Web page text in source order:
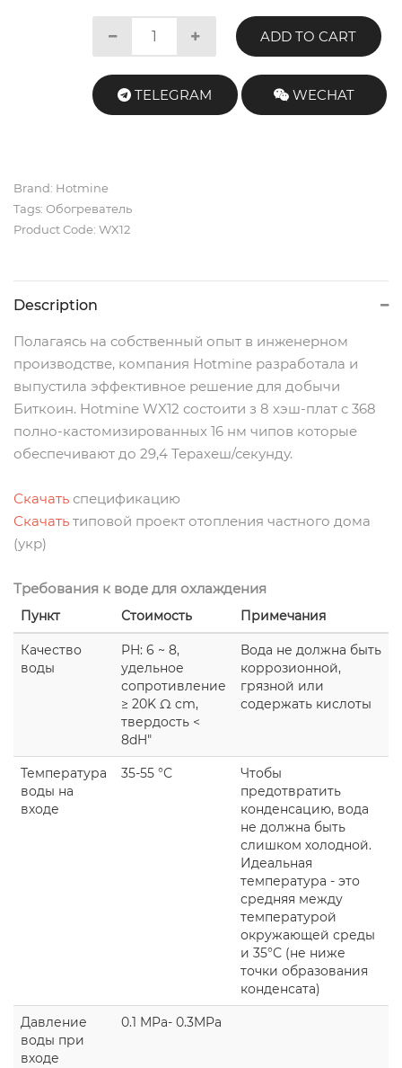
ADD TO CART
TELEGRAM WECHAT
Brand: Hotmine
Tags: Обогреватель
Product Code: WX12
Description
Полагаясь на собственный опыт в инженерном
производстве, компания Hotmine разработала и
выпустила эффективное решение для добычи
Биткоин. Hotmine WX12 состоити з 8 хэш-плат с 368
полно-кастомизированных 16 нм чипов которые
обеспечивают до 29,4 Терахеш/секунду.
Скачать спецификацию
Скачать типовой проект отопления частного дома
(укр)
Требования к воде для охлаждения
Пункт Стоимость Примечания
Качество
воды
PH: 6 ~ 8,
удельное
сопротивление
≥ 20K Ω cm,
твердость <
8dH"
Вода не должна быть
коррозионной,
грязной или
содержать кислоты
Температура
воды на
входе
35-55 °С
Чтобы
предотвратить
конденсацию, вода
не должна быть
слишком холодной.
Идеальная
температура - это
средняя между
температурой
окружающей среды
и 35°С (не ниже
точки образования
конденсата)
Давление
воды при
входе
0.1 MPa- 0.3MPa